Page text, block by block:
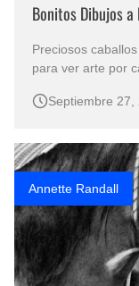
Bonitos Dibujos a
Preciosos
para ver arte por
Ferre Crossley,
compartirlos con
Septiembre 27,
Annette Randall